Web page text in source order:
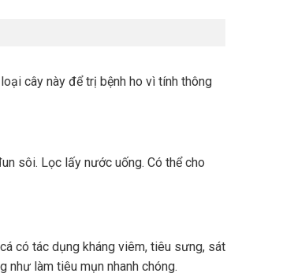
cây này để trị bệnh ho vì tính thông
sôi. Lọc lấy nước uống. Có thể cho
có tác dụng kháng viêm, tiêu sưng, sát
như làm tiêu mụn nhanh chóng.